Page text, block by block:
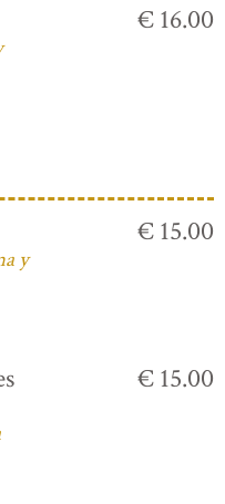
€ 16.00
y
€ 15.00
€ 15.00